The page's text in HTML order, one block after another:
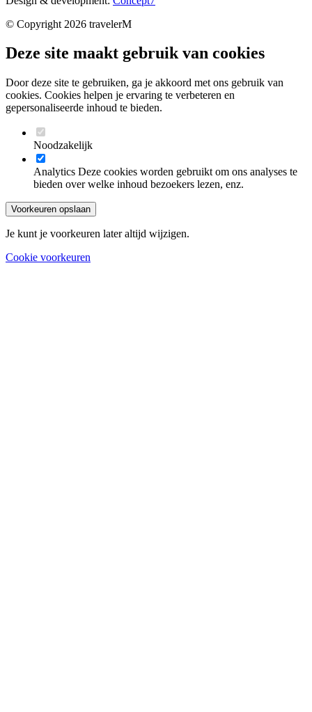
© Copyright 2026 travelerM
Deze site maakt gebruik van cookies
Door deze site te gebruiken, ga je akkoord met ons gebruik van
cookies. Cookies helpen je ervaring te verbeteren en
gepersonaliseerde inhoud te bieden.
Noodzakelijk
Analytics Deze cookies worden gebruikt om ons analyses te
bieden over welke inhoud bezoekers lezen, enz.
Voorkeuren opslaan
Je kunt je voorkeuren later altijd wijzigen.
Cookie voorkeuren